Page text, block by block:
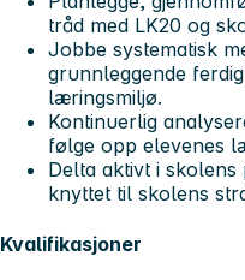
tråd med LK20 og
Jobbe systematisk
grunnleggende
læringsmiljø.
Kontinuerlig
følge opp elevenes
Delta aktivt i skolens
knyttet til skolens
Kvalifikasjoner